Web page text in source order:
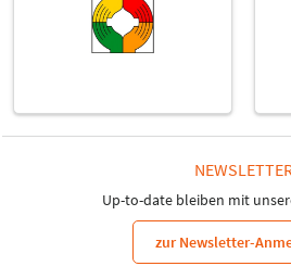
Up-to-date bleiben mit
zur Newsletter-